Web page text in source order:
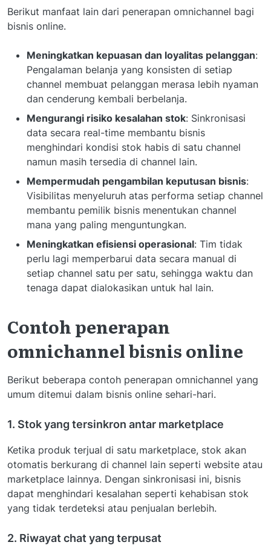
Berikut manfaat lain dari penerapan omnichannel bagi
bisnis online.
Meningkatkan kepuasan dan loyalitas pelanggan:
Pengalaman belanja yang konsisten di setiap
channel membuat pelanggan merasa lebih nyaman
dan cenderung kembali berbelanja.
Mengurangi risiko kesalahan stok: Sinkronisasi
data secara real-time membantu bisnis
menghindari kondisi stok habis di satu channel
namun masih tersedia di channel lain.
Mempermudah pengambilan keputusan bisnis:
Visibilitas menyeluruh atas performa setiap channel
membantu pemilik bisnis menentukan channel
mana yang paling menguntungkan.
Meningkatkan efisiensi operasional: Tim tidak
perlu lagi memperbarui data secara manual di
setiap channel satu per satu, sehingga waktu dan
tenaga dapat dialokasikan untuk hal lain.
Contoh penerapan
omnichannel bisnis online
Berikut beberapa contoh penerapan omnichannel yang
umum ditemui dalam bisnis online sehari-hari.
1. Stok yang tersinkron antar marketplace
Ketika produk terjual di satu marketplace, stok akan
otomatis berkurang di channel lain seperti website atau
marketplace lainnya. Dengan sinkronisasi ini, bisnis
dapat menghindari kesalahan seperti kehabisan stok
yang tidak terdeteksi atau penjualan berlebih.
2. Riwayat chat yang terpusat